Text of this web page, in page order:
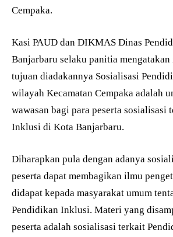
Cempaka.
Kasi PAUD dan DIKMAS Dinas
Banjarbaru selaku panitia mengatakan
tujuan diadakannya Sosialisasi
wilayah Kecamatan Cempaka adalah
wawasan bagi para peserta sosialisasi
Inklusi di Kota Banjarbaru.
Diharapkan pula dengan adanya
peserta dapat membagikan ilmu
didapat kepada masyarakat umum
Pendidikan Inklusi. Materi yang
peserta adalah sosialisasi terkait